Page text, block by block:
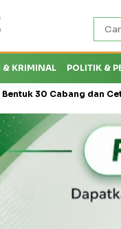
& KRIMINAL POLITIK &
dan Cetak Atlet